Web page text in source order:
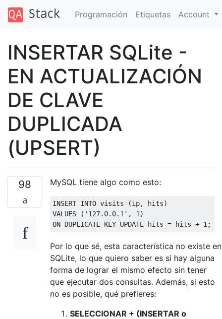
Programación Etiquetas Account
INSERTAR SQLite -
EN ACTUALIZACIÓN
DE CLAVE
DUPLICADA
(UPSERT)
98 MySQL tiene algo como esto:
INSERT INTO visits (ip, hits)
VALUES
( '127.0.0.1' , 1 )
ON DUPLICATE KEY UPDATE hits = hits + 1 ;
Por lo que sé, esta característica no existe en
SQLite, lo que quiero saber es si hay alguna
forma de lograr el mismo efecto sin tener
que ejecutar dos consultas. Además, si esto
no es posible, qué prefieres:
SELECCIONAR + (INSERTAR o